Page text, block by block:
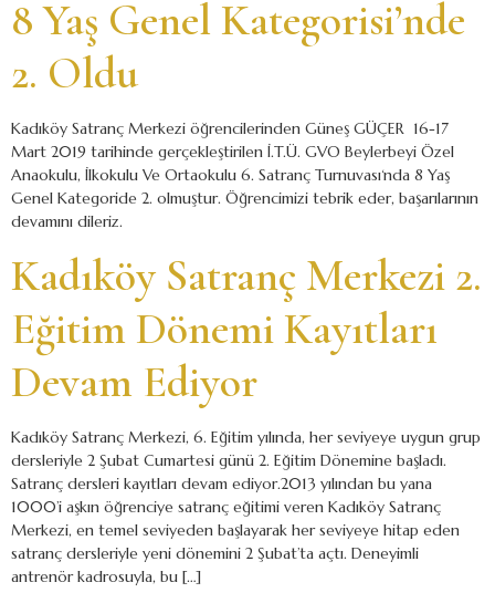
8 Yaş Genel Kategorisi’nde
2. Oldu
Kadıköy Satranç Merkezi öğrencilerinden Güneş GÜÇER 16-17
Mart 2019 tarihinde gerçekleştirilen İ.T.Ü. GVO Beylerbeyi Özel
Anaokulu, İlkokulu Ve Ortaokulu 6. Satranç Turnuvası‘nda 8 Yaş
Genel Kategoride 2. olmuştur. Öğrencimizi tebrik eder, başarılarının
devamını dileriz.
Kadıköy Satranç Merkezi 2.
Eğitim Dönemi Kayıtları
Devam Ediyor
Kadıköy Satranç Merkezi, 6. Eğitim yılında, her seviyeye uygun grup
dersleriyle 2 Şubat Cumartesi günü 2. Eğitim Dönemine başladı.
Satranç dersleri kayıtları devam ediyor.2013 yılından bu yana
1000’i aşkın öğrenciye satranç eğitimi veren Kadıköy Satranç
Merkezi, en temel seviyeden başlayarak her seviyeye hitap eden
satranç dersleriyle yeni dönemini 2 Şubat’ta açtı. Deneyimli
antrenör kadrosuyla, bu […]